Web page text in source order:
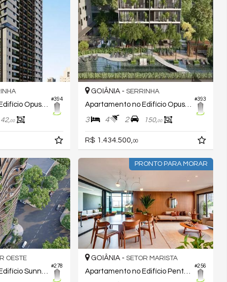
#394
Apartamento no Edifício Opus Gyro O2 Reserva Ybiti
42,00
#393
GOIÂNIA - SERRINHA
Apartamento no Edifício Opus Tellure
3 4 2 150,00
R$ 1.434.500, 00
#278
OESTE
Apartamento no Edifício Sunna By Opus
PRONTO PARA MORAR
#256
GOIÂNIA - SETOR MARISTA
Apartamento no Edifício Penthouses Marista 146